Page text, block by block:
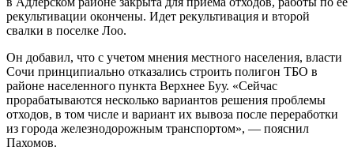
рекультивации окончены. Идет рекультивация и второй
свалки в поселке Лоо.
Он добавил, что с учетом мнения местного населения, власти
Сочи принципиально отказались строить полигон ТБО в
районе населенного пункта Верхнее Буу. «Сейчас
прорабатываются несколько вариантов решения проблемы
отходов, в том числе и вариант их вывоза после переработки
из города железнодорожным транспортом», — пояснил
Пахомов.